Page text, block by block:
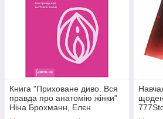
Книга "Приховане диво. Вся
правда про анатомію жінки"
Ніна Брохманн, Елєн
Стьоккен Дааль